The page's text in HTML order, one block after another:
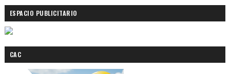
ESPACIO PUBLICITARIO
CAC